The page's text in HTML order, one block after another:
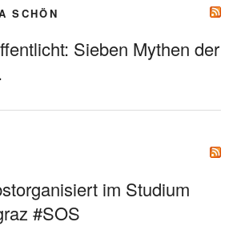
SCHÖN
Sieben Mythen der
im Studium
#SOS